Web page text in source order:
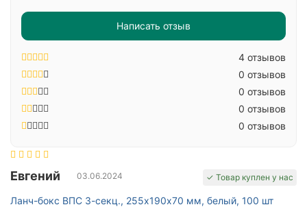
Написать отзыв
4 отзывов
0 отзывов
0 отзывов
0 отзывов
0 отзывов
Евгений 03.06.2024 ✓ Товар куплен у нас
Ланч-бокс ВПС 3-секц., 255х190х70 мм, белый, 100 шт